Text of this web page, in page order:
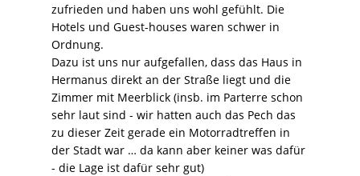
zufrieden und haben uns wohl gefühlt. Die
Hotels und Guest-houses waren schwer in
Ordnung.
Dazu ist uns nur aufgefallen, dass das Haus in
Hermanus direkt an der Straße liegt und die
Zimmer mit Meerblick (insb. im Parterre schon
sehr laut sind - wir hatten auch das Pech das
zu dieser Zeit gerade ein Motorradtreffen in
der Stadt war … da kann aber keiner was dafür
- die Lage ist dafür sehr gut)